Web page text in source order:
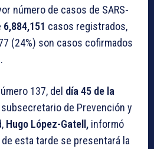
número de casos de SARS-
6,884,151 casos registrados,
(24%) son casos cofirmados
137, del día 45 de la
de Prevención y
Hugo López-Gatell, informó
esta tarde se presentará la